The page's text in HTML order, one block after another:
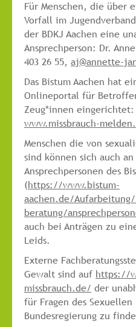
Für Menschen, die über
Vorfall im
der BDKJ Aachen eine
Ansprechperson: Dr.
403 26 55, aj@annette-
Das Bistum Aachen hat
Onlineportal für
Zeug*innen eingerichtet:
www.missbrauch-
Menschen die von
sind können sich auch
Ansprechpersonen des
(https://www.bistum-
aachen.de/
beratung/
auch bei Anträgen zu
Leids.
Externe
Gewalt sind auf https://
missbrauch.de/ der
für Fragen des Sexuellen
Bundesregierung zu